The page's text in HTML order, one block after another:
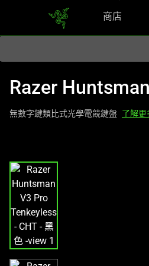
商店
Razer
無數字鍵類比式光學電競鍵盤 了解更
a
carousel
with
one
large
image
and